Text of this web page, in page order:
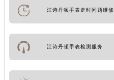
江诗丹顿手表走时问题维修
江诗丹顿手表检测服务